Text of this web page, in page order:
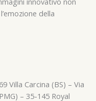
della
Villa Carcina (BS) – Via
– 35-145 Royal